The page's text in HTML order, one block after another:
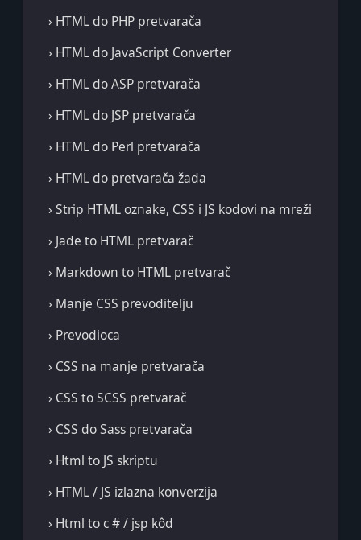
› HTML do PHP pretvarača
› HTML do JavaScript Converter
› HTML do ASP pretvarača
› HTML do JSP pretvarača
› HTML do Perl pretvarača
› HTML do pretvarača žada
› Strip HTML oznake, CSS i JS kodovi na mreži
› Jade to HTML pretvarač
› Markdown to HTML pretvarač
› Manje CSS prevoditelju
› Prevodioca
› CSS na manje pretvarača
› CSS to SCSS pretvarač
› CSS do Sass pretvarača
› Html to JS skriptu
› HTML / JS izlazna konverzija
› Html to c # / jsp kôd